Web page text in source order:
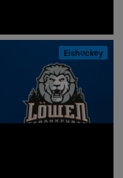
Eishockey